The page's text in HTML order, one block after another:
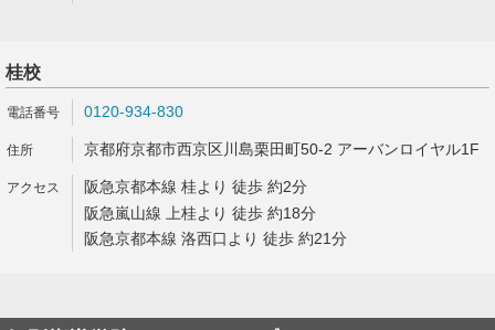
桂校
0120-934-830
京都府京都市西京区川島栗田町50-2 アーバンロイヤル1F
阪急京都本線 桂より 徒歩 約2分
阪急嵐山線 上桂より 徒歩 約18分
阪急京都本線 洛西口より 徒歩 約21分